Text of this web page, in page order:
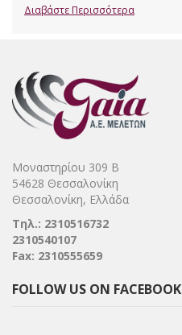
Διαβάστε Περισσότερα
Μοναστηρίου 309 Β
54628 Θεσσαλονίκη
Θεσσαλονίκη, Ελλάδα
Τηλ.: 2310516732
2310540107
Fax: 2310555659
FOLLOW US ON FACEBOOK